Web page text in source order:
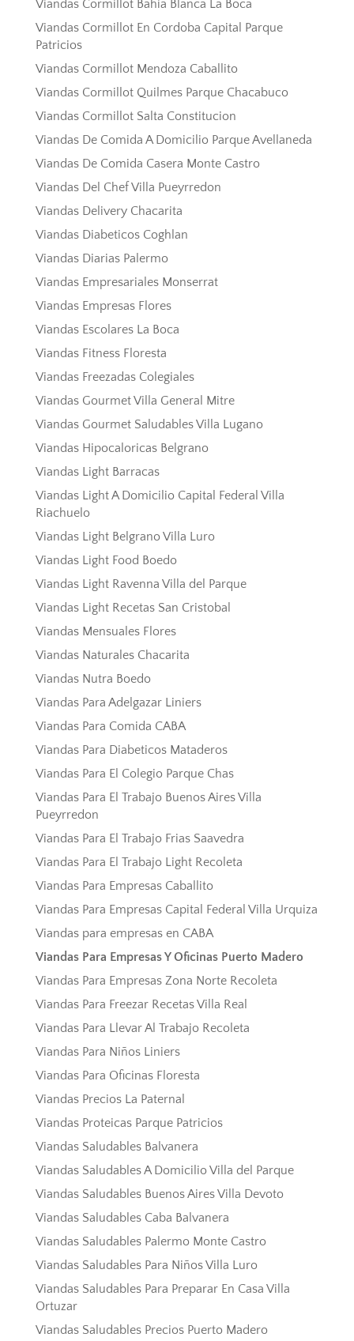
Viandas Cormillot Bahia Blanca La Boca
Viandas Cormillot En Cordoba Capital Parque
Patricios
Viandas Cormillot Mendoza Caballito
Viandas Cormillot Quilmes Parque Chacabuco
Viandas Cormillot Salta Constitucion
Viandas De Comida A Domicilio Parque Avellaneda
Viandas De Comida Casera Monte Castro
Viandas Del Chef Villa Pueyrredon
Viandas Delivery Chacarita
Viandas Diabeticos Coghlan
Viandas Diarias Palermo
Viandas Empresariales Monserrat
Viandas Empresas Flores
Viandas Escolares La Boca
Viandas Fitness Floresta
Viandas Freezadas Colegiales
Viandas Gourmet Villa General Mitre
Viandas Gourmet Saludables Villa Lugano
Viandas Hipocaloricas Belgrano
Viandas Light Barracas
Viandas Light A Domicilio Capital Federal Villa
Riachuelo
Viandas Light Belgrano Villa Luro
Viandas Light Food Boedo
Viandas Light Ravenna Villa del Parque
Viandas Light Recetas San Cristobal
Viandas Mensuales Flores
Viandas Naturales Chacarita
Viandas Nutra Boedo
Viandas Para Adelgazar Liniers
Viandas Para Comida CABA
Viandas Para Diabeticos Mataderos
Viandas Para El Colegio Parque Chas
Viandas Para El Trabajo Buenos Aires Villa
Pueyrredon
Viandas Para El Trabajo Frias Saavedra
Viandas Para El Trabajo Light Recoleta
Viandas Para Empresas Caballito
Viandas Para Empresas Capital Federal Villa Urquiza
Viandas para empresas en CABA
Viandas Para Empresas Y Oficinas Puerto Madero
Viandas Para Empresas Zona Norte Recoleta
Viandas Para Freezar Recetas Villa Real
Viandas Para Llevar Al Trabajo Recoleta
Viandas Para Niños Liniers
Viandas Para Oficinas Floresta
Viandas Precios La Paternal
Viandas Proteicas Parque Patricios
Viandas Saludables Balvanera
Viandas Saludables A Domicilio Villa del Parque
Viandas Saludables Buenos Aires Villa Devoto
Viandas Saludables Caba Balvanera
Viandas Saludables Palermo Monte Castro
Viandas Saludables Para Niños Villa Luro
Viandas Saludables Para Preparar En Casa Villa
Ortuzar
Viandas Saludables Precios Puerto Madero